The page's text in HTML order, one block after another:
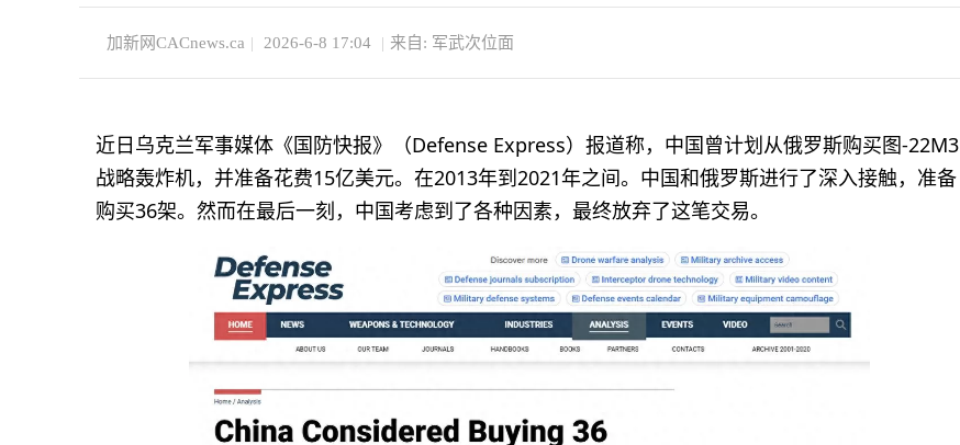
新
网
加新网CACnews.ca | 2026-6-8 17:04 | 来自: 军武次位面
近日乌克兰军事媒体《国防快报》（Defense Express）报道称，中国曾计划从俄罗斯购买图-22M3
战略轰炸机，并准备花费15亿美元。在2013年到2021年之间。中国和俄罗斯进行了深入接触，准备
购买36架。然而在最后一刻，中国考虑到了各种因素，最终放弃了这笔交易。